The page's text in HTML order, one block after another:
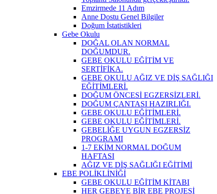
Emzirmede 11 Adım
Anne Dostu Genel Bilgiler
Doğum İstatistikleri
Gebe Okulu
DOĞAL OLAN NORMAL
DOĞUMDUR.
GEBE OKULU EĞİTİM VE
SERTİFİKA.
GEBE OKULU AĞIZ VE DİŞ SAĞLIĞI
EĞİTİMLERİ.
DOĞUM ÖNCESİ EGZERSİZLERİ.
DOĞUM ÇANTASI HAZIRLIĞI.
GEBE OKULU EĞİTİMLERİ.
GEBE OKULU EĞİTİMLERİ.
GEBELİĞE UYGUN EGZERSİZ
PROGRAMI
1-7 EKİM NORMAL DOĞUM
HAFTASI
AĞIZ VE DİŞ SAĞLIĞI EĞİTİMİ
EBE POLİKLİNİĞİ
GEBE OKULU EĞİTİM KİTABI
HER GEBEYE BİR EBE PROJESİ